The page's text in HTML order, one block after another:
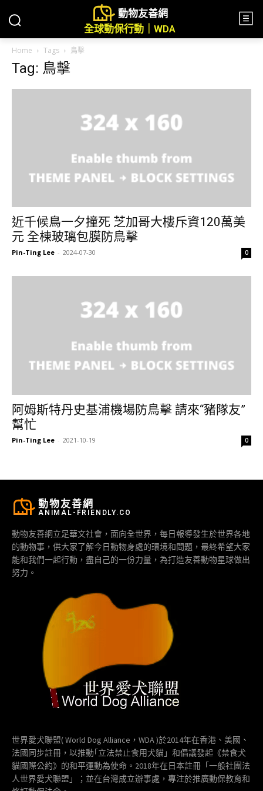
動物友善網
全球動保行動｜WDA
Home Tags 鳥擊
Tag: 鳥擊
近千候鳥一夕撞死 芝加哥大樓斥資120萬美
元 全棟玻璃包膜防鳥擊
Pin-Ting Lee - 2024-07-30 0
阿姆斯特丹史基浦機場防鳥擊 請來“豬隊友”
幫忙
Pin-Ting Lee - 2021-10-19 0
動物友善網
ANIMAL-FRIENDLY.CO
動物友善網立足華文社會，面向全世界，每日報導發生於世界各地
的動物事，供大家了解今日動物身處的環境和問題，最終希望大家
能和我們一起行動，盡自己的一份力量，為打造友善動物星球做出
努力。
世界愛犬聯盟( World Dog Alliance，WDA )於2014年在香港、美國、
法國同步註冊，以推動｢立法禁止食用犬貓」和倡議發起《禁食犬
貓國際公約》的和平運動為使命。2018年在日本註冊「一般社團法
人世界愛犬聯盟」；並在台灣成立辦事處，專注於推廣動保教育和